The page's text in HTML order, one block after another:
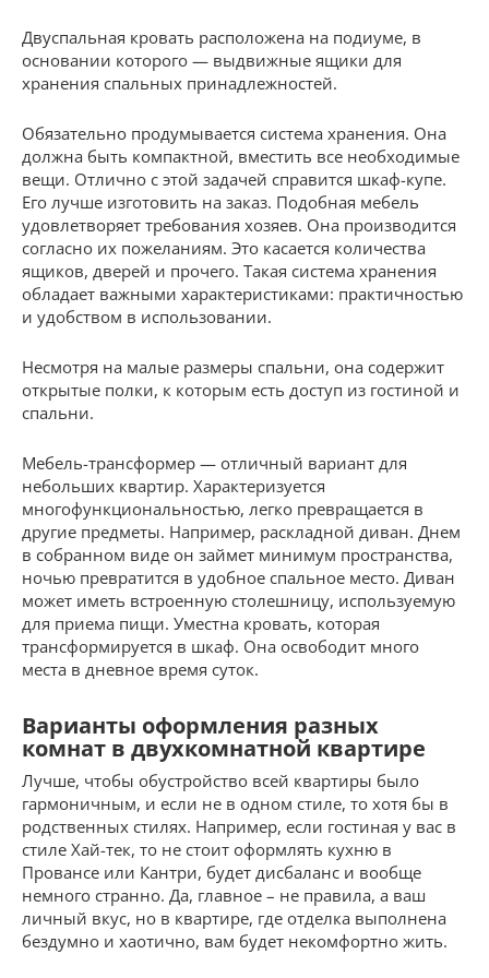
Двуспальная кровать расположена на подиуме, в
основании которого — выдвижные ящики для
хранения спальных принадлежностей.
Обязательно продумывается система хранения. Она
должна быть компактной, вместить все необходимые
вещи. Отлично с этой задачей справится шкаф-купе.
Его лучше изготовить на заказ. Подобная мебель
удовлетворяет требования хозяев. Она производится
согласно их пожеланиям. Это касается количества
ящиков, дверей и прочего. Такая система хранения
обладает важными характеристиками: практичностью
и удобством в использовании.
Несмотря на малые размеры спальни, она содержит
открытые полки, к которым есть доступ из гостиной и
спальни.
Мебель-трансформер — отличный вариант для
небольших квартир. Характеризуется
многофункциональностью, легко превращается в
другие предметы. Например, раскладной диван. Днем
в собранном виде он займет минимум пространства,
ночью превратится в удобное спальное место. Диван
может иметь встроенную столешницу, используемую
для приема пищи. Уместна кровать, которая
трансформируется в шкаф. Она освободит много
места в дневное время суток.
Варианты оформления разных
комнат в двухкомнатной квартире
Лучше, чтобы обустройство всей квартиры было
гармоничным, и если не в одном стиле, то хотя бы в
родственных стилях. Например, если гостиная у вас в
стиле Хай-тек, то не стоит оформлять кухню в
Провансе или Кантри, будет дисбаланс и вообще
немного странно. Да, главное – не правила, а ваш
личный вкус, но в квартире, где отделка выполнена
бездумно и хаотично, вам будет некомфортно жить.